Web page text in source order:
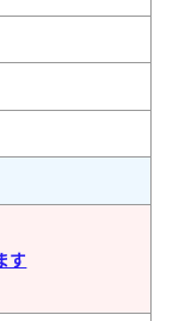
す